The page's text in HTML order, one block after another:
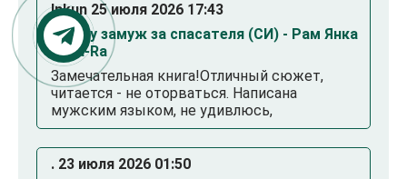
Inkun 25 июля 2026 17:43
Выйду замуж за спасателя (СИ) - Рам Янка
Янка-Ra
Замечательная книга!Отличный сюжет,
читается - не оторваться. Написана
мужским языком, не удивлюсь,
. 23 июля 2026 01:50